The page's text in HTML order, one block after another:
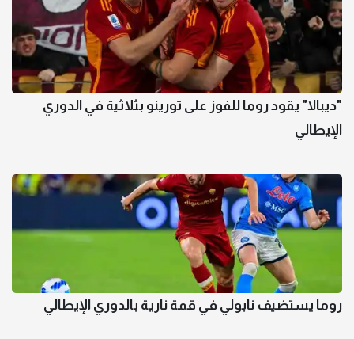
"ديبالا" يقود روما للفوز على تورينو بثلاثية في الدوري
الإيطالي
روما يستضيف نابولي في قمة نارية بالدوري الإيطالي